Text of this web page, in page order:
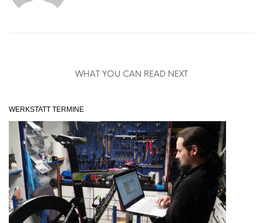
WHAT YOU CAN READ NEXT
WERKSTATT TERMINE